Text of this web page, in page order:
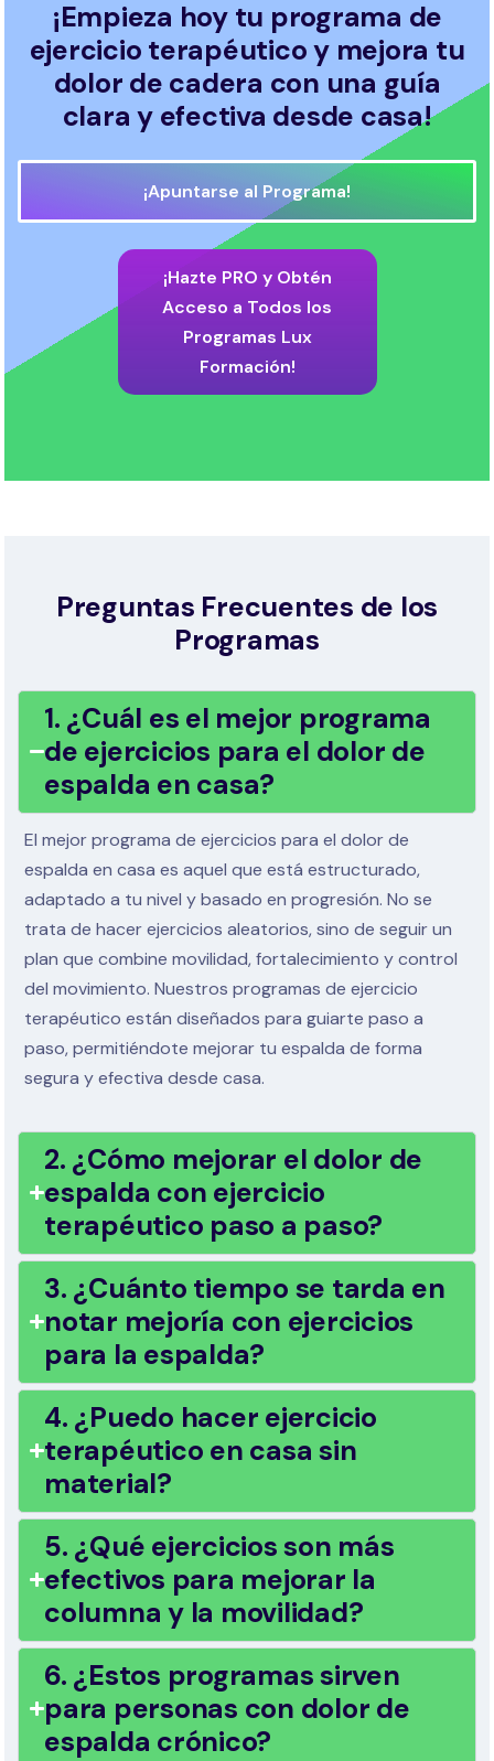
¡Empieza hoy tu programa de
ejercicio terapéutico y mejora tu
dolor de cadera con una guía
clara y efectiva desde casa!
¡Apuntarse al Programa!
¡Hazte PRO y Obtén
Acceso a Todos los
Programas Lux
Formación!
Preguntas Frecuentes de los
Programas
1. ¿Cuál es el mejor programa
de ejercicios para el dolor de
espalda en casa?
El mejor programa de ejercicios para el dolor de
espalda en casa es aquel que está estructurado,
adaptado a tu nivel y basado en progresión. No se
trata de hacer ejercicios aleatorios, sino de seguir un
plan que combine movilidad, fortalecimiento y control
del movimiento. Nuestros programas de ejercicio
terapéutico están diseñados para guiarte paso a
paso, permitiéndote mejorar tu espalda de forma
segura y efectiva desde casa.
2. ¿Cómo mejorar el dolor de
espalda con ejercicio
terapéutico paso a paso?
3. ¿Cuánto tiempo se tarda en
notar mejoría con ejercicios
para la espalda?
4. ¿Puedo hacer ejercicio
terapéutico en casa sin
material?
5. ¿Qué ejercicios son más
efectivos para mejorar la
columna y la movilidad?
6. ¿Estos programas sirven
para personas con dolor de
espalda crónico?